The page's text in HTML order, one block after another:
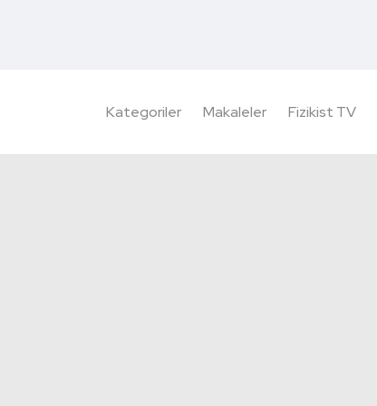
Kategoriler Makaleler Fizikist TV